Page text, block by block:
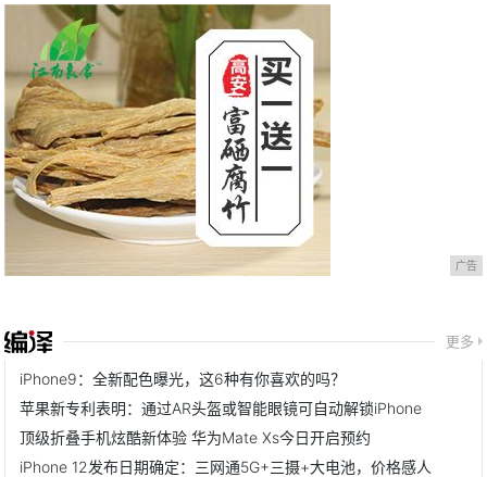
广告
更多
iPhone9：全新配色曝光，这6种有你喜欢的吗？
苹果新专利表明：通过AR头盔或智能眼镜可自动解锁iPhone
顶级折叠手机炫酷新体验 华为Mate Xs今日开启预约
iPhone 12发布日期确定：三网通5G+三摄+大电池，价格感人